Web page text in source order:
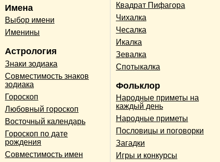
Имена
Выбор имени
Именины
Астрология
Знаки зодиака
Совместимость знаков
зодиака
Гороскоп
Любовный гороскоп
Восточный календарь
Гороскоп по дате
рождения
Совместимость имен
Квадрат Пифагора
Чихалка
Чесалка
Икалка
Зевалка
Спотыкалка
Фольклор
Народные приметы на
каждый день
Народные приметы
Пословицы и поговорки
Загадки
Игры и конкурсы